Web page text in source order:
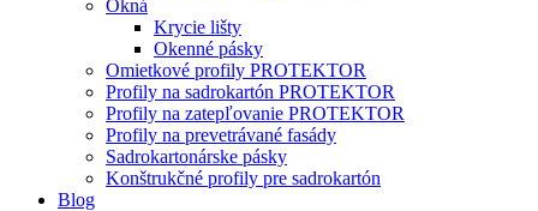
Okná
Krycie lišty
Okenné pásky
Omietkové profily PROTEKTOR
Profily na sadrokartón PROTEKTOR
Profily na zatepľovanie PROTEKTOR
Profily na prevetrávané fasády
Sadrokartonárske pásky
Konštrukčné profily pre sadrokartón
Blog